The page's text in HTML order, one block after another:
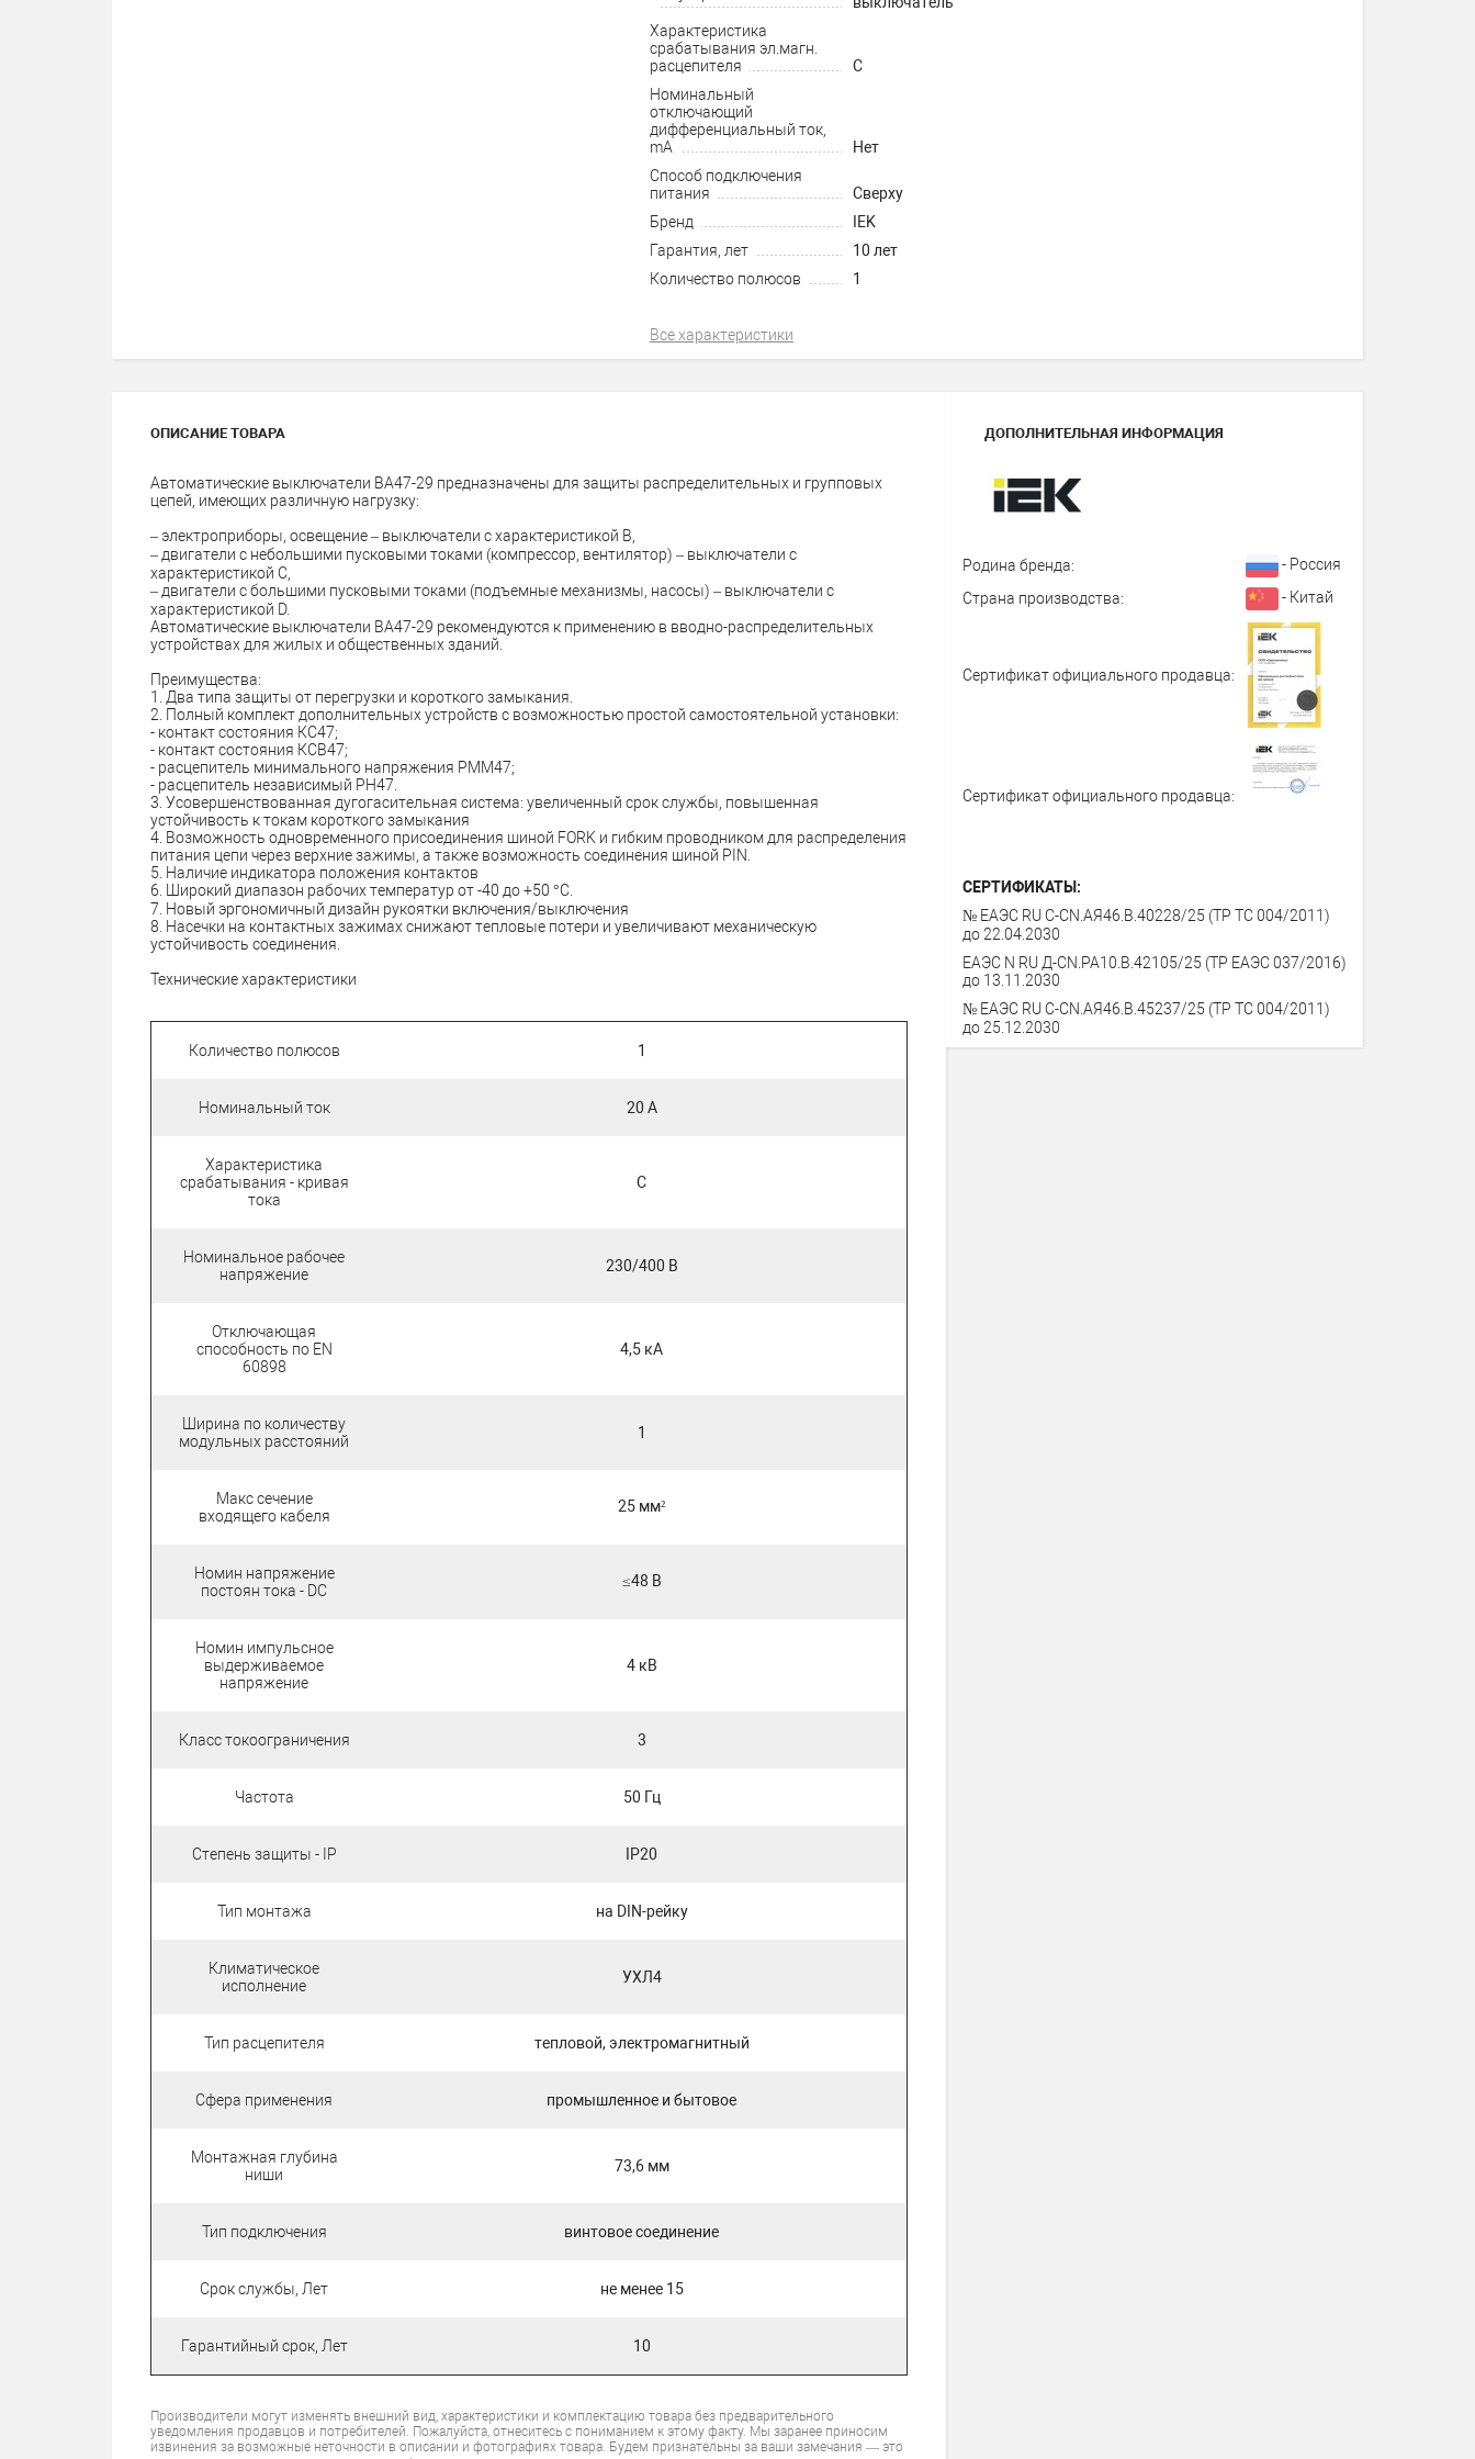
Характеристика
срабатывания эл.магн.
расцепителя
C
Номинальный
отключающий
дифференциальный ток,
mA
Нет
Способ подключения
питания
Сверху
Бренд
IEK
Гарантия, лет
10 лет
Количество полюсов
1
Все характеристики
ОПИСАНИЕ ТОВАРА
Автоматические выключатели ВА47-29 предназначены для защиты распределительных и групповых
цепей, имеющих различную нагрузку:
– электроприборы, освещение – выключатели с характеристикой В,
– двигатели с небольшими пусковыми токами (компрессор, вентилятор) – выключатели с
характеристикой C,
– двигатели с большими пусковыми токами (подъемные механизмы, насосы) – выключатели с
характеристикой D.
Автоматические выключатели ВА47-29 рекомендуются к применению в вводно-распределительных
устройствах для жилых и общественных зданий.
Преимущества:
1. Два типа защиты от перегрузки и короткого замыкания.
2. Полный комплект дополнительных устройств с возможностью простой самостоятельной установки:
- контакт состояния КС47;
- контакт состояния КСВ47;
- расцепитель минимального напряжения РММ47;
- расцепитель независимый РН47.
3. Усовершенствованная дугогасительная система: увеличенный срок службы, повышенная
устойчивость к токам короткого замыкания
4. Возможность одновременного присоединения шиной FORK и гибким проводником для распределения
питания цепи через верхние зажимы, а также возможность соединения шиной PIN.
5. Наличие индикатора положения контактов
6. Широкий диапазон рабочих температур от -40 до +50 °С.
7. Новый эргономичный дизайн рукоятки включения/выключения
8. Насечки на контактных зажимах снижают тепловые потери и увеличивают механическую
устойчивость соединения.
Технические характеристики
Количество полюсов 1
Номинальный ток 20 А
Характеристика
срабатывания - кривая
тока
C
Номинальное рабочее
напряжение
230/400 В
Отключающая
способность по EN
60898
4,5 кА
Ширина по количеству
модульных расстояний
1
Макс сечение
входящего кабеля
25 мм²
Номин напряжение
постоян тока - DC
≤48 В
Номин импульсное
выдерживаемое
напряжение
4 кВ
Класс токоограничения 3
Частота 50 Гц
Степень защиты - IP IP20
Тип монтажа на DIN-рейку
Климатическое
исполнение
УХЛ4
Тип расцепителя тепловой, электромагнитный
Сфера применения промышленное и бытовое
Монтажная глубина
ниши
73,6 мм
Тип подключения винтовое соединение
Срок службы, Лет не менее 15
Гарантийный срок, Лет 10
Производители могут изменять внешний вид, характеристики и комплектацию товара без предварительного
уведомления продавцов и потребителей. Пожалуйста, отнеситесь с пониманием к этому факту. Мы заранее приносим
извинения за возможные неточности в описании и фотографиях товара. Будем признательны за ваши замечания — это
ДОПОЛНИТЕЛЬНАЯ ИНФОРМАЦИЯ
Родина бренда:
- Россия
Страна производства:
- Китай
Сертификат официального продавца:
Сертификат официального продавца:
СЕРТИФИКАТЫ:
№ ЕАЭС RU C-CN.АЯ46.В.40228/25 (ТР ТС 004/2011)
до 22.04.2030
ЕАЭС N RU Д-CN.PA10.В.42105/25 (ТР ЕАЭС 037/2016)
до 13.11.2030
№ ЕАЭС RU C-CN.АЯ46.В.45237/25 (ТР ТС 004/2011)
до 25.12.2030